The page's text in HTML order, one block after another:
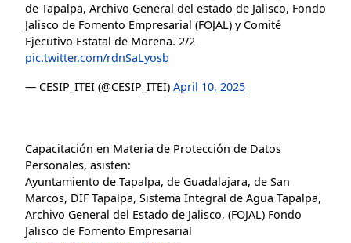
de Tapalpa, Archivo General del estado de Jalisco, Fondo
Jalisco de Fomento Empresarial (FOJAL) y Comité
Ejecutivo Estatal de Morena. 2/2
pic.twitter.com/rdnSaLyosb
— CESIP_ITEI (@CESIP_ITEI) April 10, 2025
Capacitación en Materia de Protección de Datos
Personales, asisten:
Ayuntamiento de Tapalpa, de Guadalajara, de San
Marcos, DIF Tapalpa, Sistema Integral de Agua Tapalpa,
Archivo General del Estado de Jalisco, (FOJAL) Fondo
Jalisco de Fomento Empresarial